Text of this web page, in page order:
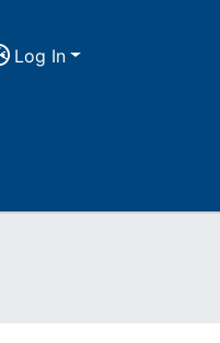
Log In